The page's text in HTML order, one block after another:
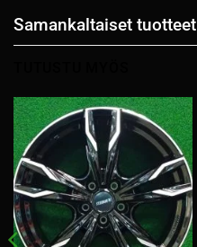
Samankaltaiset tuotteet